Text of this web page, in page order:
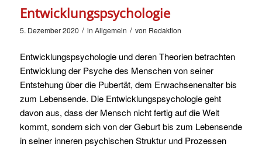
Entwicklungspsychologie
5. Dezember 2020 / in Allgemein / von Redaktion
Entwicklungspsychologie und deren Theorien betrachten
Entwicklung der Psyche des Menschen von seiner
Entstehung über die Pubertät, dem Erwachsenenalter bis
zum Lebensende. Die Entwicklungspsychologie geht
davon aus, dass der Mensch nicht fertig auf die Welt
kommt, sondern sich von der Geburt bis zum Lebensende
in seiner inneren psychischen Struktur und Prozessen